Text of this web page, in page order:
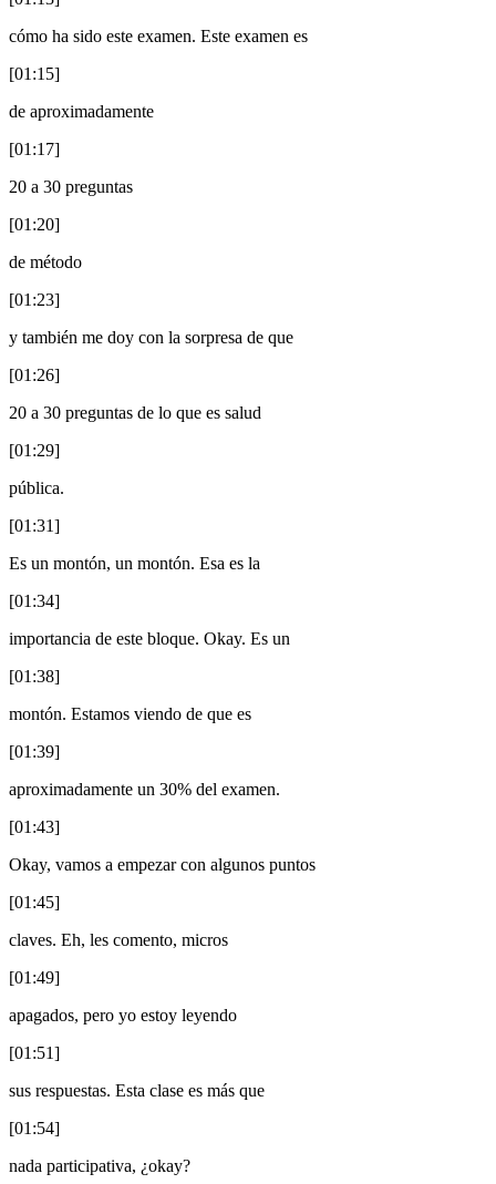
cómo ha sido este examen. Este examen es
[01:15]
de aproximadamente
[01:17]
20 a 30 preguntas
[01:20]
de método
[01:23]
y también me doy con la sorpresa de que
[01:26]
20 a 30 preguntas de lo que es salud
[01:29]
pública.
[01:31]
Es un montón, un montón. Esa es la
[01:34]
importancia de este bloque. Okay. Es un
[01:38]
montón. Estamos viendo de que es
[01:39]
aproximadamente un 30% del examen.
[01:43]
Okay, vamos a empezar con algunos puntos
[01:45]
claves. Eh, les comento, micros
[01:49]
apagados, pero yo estoy leyendo
[01:51]
sus respuestas. Esta clase es más que
[01:54]
nada participativa, ¿okay?